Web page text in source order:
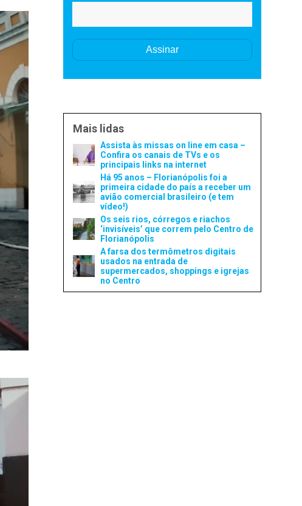
Mais lidas
Assista às missas on line em casa –
Confira os canais de TVs e os
principais links na internet
Há 95 anos – Florianópolis foi a
primeira cidade do país a receber um
avião comercial brasileiro (e tem
vídeo!)
Os seis rios, córregos e riachos
‘invisíveis’ que correm pelo Centro de
Florianópolis
A farsa dos termômetros digitais
usados na entrada de
supermercados, shoppings e igrejas
no Centro